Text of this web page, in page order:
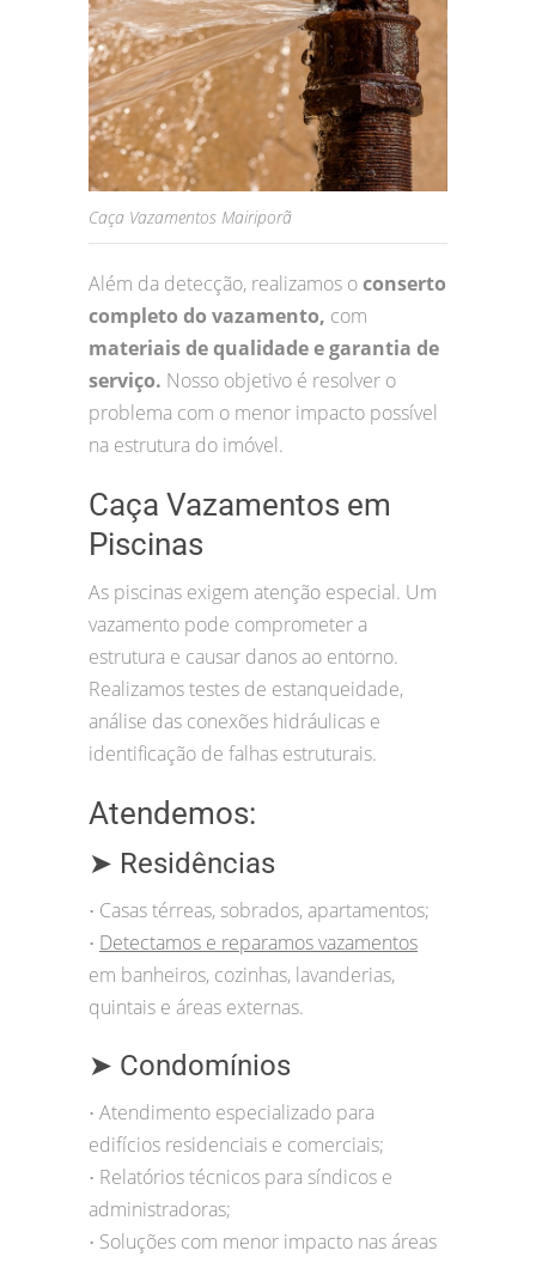
Caça Vazamentos Mairiporã
Além da detecção, realizamos oconserto
completo do vazamento, com
materiais de qualidade e garantia de
serviço. Nosso objetivo é resolver o
problema com o menor impacto possível
na estrutura do imóvel.
Caça Vazamentos em
Piscinas
As piscinas exigem atenção especial. Um
vazamento pode comprometer a
estrutura e causar danos ao entorno.
Realizamos testes de estanqueidade,
análise das conexões hidráulicas e
identificação de falhas estruturais.
Atendemos:
➤ Residências
• Casas térreas, sobrados, apartamentos;
• Detectamos e reparamos vazamentos
em banheiros, cozinhas, lavanderias,
quintais e áreas externas.
➤ Condomínios
• Atendimento especializado para
edifícios residenciais e comerciais;
• Relatórios técnicos para síndicos e
administradoras;
• Soluções com menor impacto nas áreas